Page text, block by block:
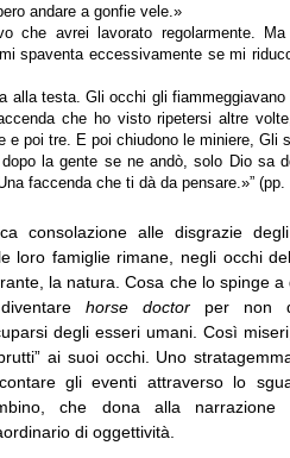
andare a gonfie vele.»
che avrei lavorato regolarmente.
spaventa eccessivamente se mi
testa. Gli occhi gli fiammeggiavano
che ho visto ripetersi altre
e poi tre. E poi chiudono le miniere, Gli
la gente se ne andò, solo Dio sa
faccenda che ti dà da pensare.»” (pp.
consolazione alle disgrazie
loro famiglie rimane, negli occhi
la natura. Cosa che lo spinge a
horse doctor per non
degli esseri umani. Così
ai suoi occhi. Uno
gli eventi attraverso lo
che dona alla narrazione
di oggettività.